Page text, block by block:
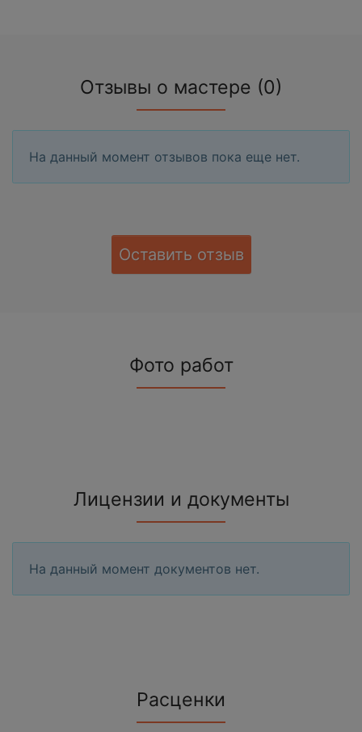
Отзывы о мастере (0)
На данный момент отзывов пока еще нет.
Оставить отзыв
Фото работ
Лицензии и документы
На данный момент документов нет.
Расценки